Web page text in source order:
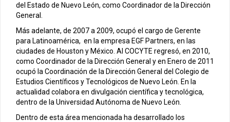
del Estado de Nuevo León, como Coordinador de la Dirección
General.
Más adelante, de 2007 a 2009, ocupó el cargo de Gerente
para Latinoamérica, en la empresa EGF Partners, en las
ciudades de Houston y México. Al COCYTE regresó, en 2010,
como Coordinador de la Dirección General y en Enero de 2011
ocupó la Coordinación de la Dirección General del Colegio de
Estudios Científicos y Tecnológicos de Nuevo León. En la
actualidad colabora en divulgación científica y tecnológica,
dentro de la Universidad Autónoma de Nuevo León.
Dentro de esta área mencionada ha desarrollado los